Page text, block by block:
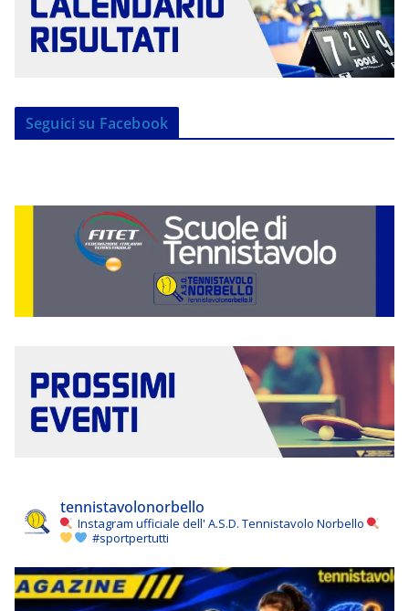
Seguici su Facebook
tennistavolonorbello
Instagram ufficiale dell' A.S.D. Tennistavolo Norbello
#sportpertutti